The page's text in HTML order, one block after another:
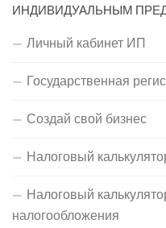
ИНДИВИДУАЛЬНЫМ
Личный кабинет ИП
Государственная
Создай свой бизнес
Налоговый
Налоговый
налогообложения